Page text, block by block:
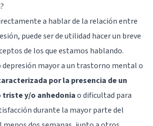
a hablar de la relación entre
puede ser de utilidad hacer un breve
de los que estamos hablando.
depresión mayor a un trastorno mental o
por la presencia de un
triste y/o anhedoniao dificultad para
durante la mayor parte del